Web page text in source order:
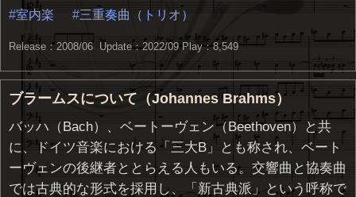
室内楽 三重奏曲（トリオ）
Release：2008/06 Update：2022/09Play：8,549
ブラームスについて（Johannes Brahms）
バッハ（Bach）、ベートーヴェン（Beethoven）と共
に、ドイツ音楽における「三大B」とも称され、ベート
ーヴェンの後継者ととらえる人もいる。交響曲と協奏曲
では古典的な形式を採用し、「新古典派」という呼称で